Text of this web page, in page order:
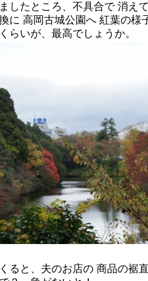
したところ、不具合で 消え
に 高岡古城公園へ 紅葉の様
らいが、最高でしょうか。
ると、夫のお店の 商品の裾